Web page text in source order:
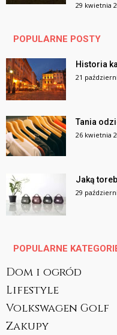
29 kwietnia
POPULARNE POSTY
Historia
21
Tania
26 kwietnia
Jaką
29
POPULARNE
Dom i ogród
Lifestyle
Volkswagen Golf
Zakupy